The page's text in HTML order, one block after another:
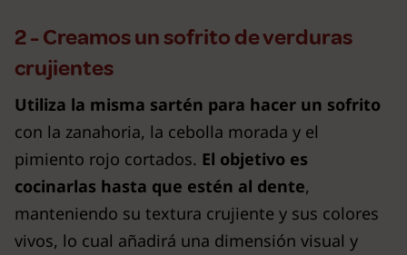
2 - Creamos un sofrito de verduras
crujientes
Utiliza la misma sartén para hacer un sofrito
con la zanahoria, la cebolla morada y el
pimiento rojo cortados. El objetivo es
cocinarlas hasta que estén al dente,
manteniendo su textura crujiente y sus colores
vivos, lo cual añadirá una dimensión visual y